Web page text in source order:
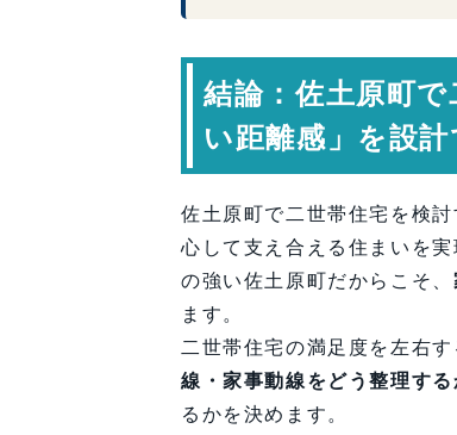
断熱・省エネ性能は二
二世帯住宅で意識
将来の変化に対応でき
まとめ：佐土原町で“
FAQ（よくある質問）
【会社情報・お問い合
結論：佐土原町
い距離感」を設
佐土原町で二世帯住宅を検
心して支え合える住まいを
の強い佐土原町だからこそ、
ます。
二世帯住宅の満足度を左右
線・家事動線をどう整理する
るかを決めます。